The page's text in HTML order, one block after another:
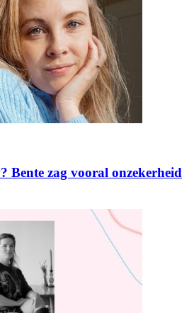
Bente zag vooral onzekerheid